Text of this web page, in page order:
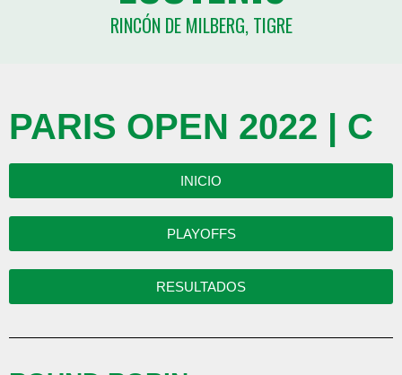
RINCÓN DE MILBERG, TIGRE
PARIS OPEN 2022 | C
INICIO
PLAYOFFS
RESULTADOS